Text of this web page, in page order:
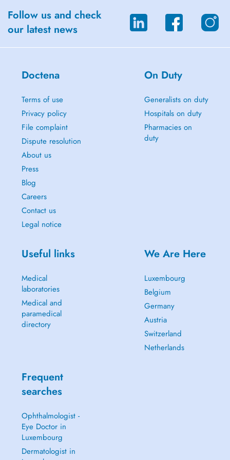
Follow us and check
our latest news
Doctena
Terms of use
Privacy policy
File complaint
Dispute resolution
About us
Press
Blog
Careers
Contact us
Legal notice
On Duty
Generalists on duty
Hospitals on duty
Pharmacies on
duty
Useful links
Medical
laboratories
Medical and
paramedical
directory
We Are Here
Luxembourg
Belgium
Germany
Austria
Switzerland
Netherlands
Frequent
searches
Ophthalmologist -
Eye Doctor in
Luxembourg
Dermatologist in